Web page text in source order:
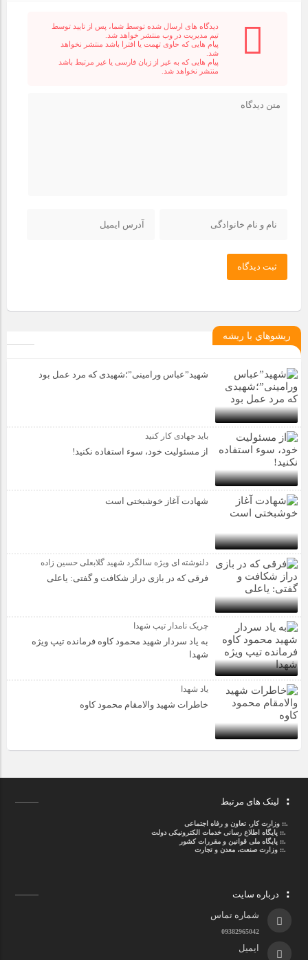
دیدگاه های ارسال شده توسط شما، پس از تایید توسط
تیم مدیریت در وب منتشر خواهد شد.
پیام هایی که حاوی تهمت یا افترا باشد منتشر نخواهد
شد.
پیام هایی که به غیر از زبان فارسی یا غیر مرتبط باشد
منتشر نخواهد شد.
ثبت دیدگاه
ريشوهاي با ريشه
شهید”عباس ورامینی”؛شهیدی که مرد عمل بود
باید جهادی کار کنید
از مسئولیت خود، سوء استفاده نکنید!
شهادت آغاز خوشبختی است
دلنوشته ای ویژه سالگرد شهید گلابعلی حسین زاده
فرقی که در بازی دراز شکافت و گفتی: یاعلی
چریک نامدار تیپ شهدا
به یاد سردار شهید محمود کاوه فرمانده تیپ ویژه
شهدا
یاد شهدا
خاطرات شهید والامقام محمود کاوه‌
لینک های مرتبط
.::وزارت کار، تعاون و رفاه اجتماعی
.::پایگاه اطلاع رسانی خدمات الکترونیکی دولت
.::پایگاه ملی قوانین و مقررات کشور
.:: وزارت صنعت، معدن و تجارت
درباره سایت
شماره تماس
09382965042
ایمیل